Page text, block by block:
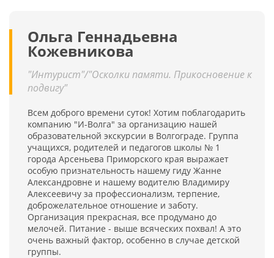
Ольга Геннадьевна
Кожевникова
"Интурист"/"Осколки памяти. Прикосновение к
подвигу"
Всем доброго времени суток! Хотим поблагодарить
компанию "И-Волга" за организацию нашей
образовательной экскурсии в Волгограде. Группа
учащихся, родителей и педагогов школы № 1
города Арсеньева Приморского края выражает
особую признательность нашему гиду Жанне
Александровне и нашему водителю Владимиру
Алексеевичу за профессионализм, терпение,
доброжелательное отношение и заботу.
Организация прекрасная, все продумано до
мелочей. Питание - выше всяческих похвал! А это
очень важный фактор, особенно в случае детской
группы.